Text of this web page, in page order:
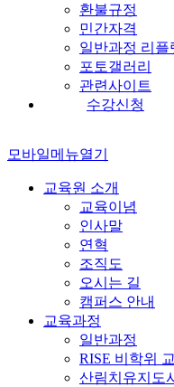
환불규정
민간자격
일반과정 리플
포토갤러리
관련사이트
수강신청
모바일메뉴열기
교육원 소개
교육이념
인사말
연혁
조직도
오시는 길
캠퍼스 안내
교육과정
일반과정
RISE 비학위
산림치유지도